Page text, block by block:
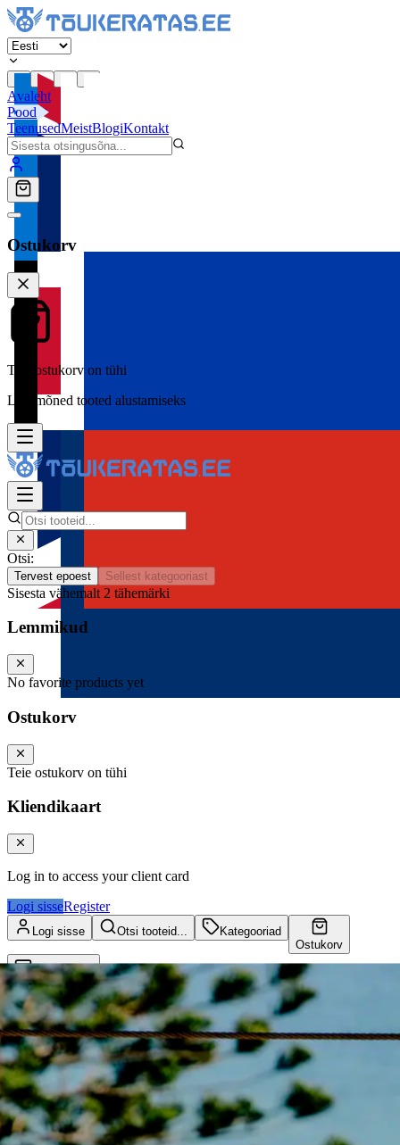
Avaleht
Pood
TeenusedMeistBlogiKontakt
Ostukorv
Teie ostukorv on tühi
Lisa mõned tooted alustamiseks
Otsi:
Tervest epoest Sellest kategooriast
Sisesta vähemalt 2 tähemärki
Lemmikud
No favorite products yet
Ostukorv
Teie ostukorv on tühi
Kliendikaart
Log in to access your client card
Logi sisseRegister
Logi sisse Otsi tooteid...
Kategooriad
Ostukorv
Kliendikaart